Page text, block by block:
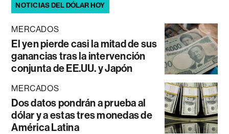
NOTICIAS DEL DÓLAR HOY
MERCADOS
El yen pierde casi la mitad de sus
ganancias tras la intervención
conjunta de EE.UU. y Japón
MERCADOS
Dos datos pondrán a prueba al
dólar y a estas tres monedas de
América Latina